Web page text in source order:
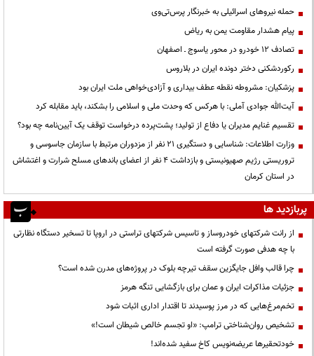
حمله نیروهای اسرائیلی به خبرنگار پرس‌تی‌وی
پیام هشدار مقاومت یمن به ریاض
تصادف ۱۲ خودرو در محور یاسوج ـ اصفهان
رکوردشکنی دختر دونده ایران در بلاروس
پزشکیان: مشروطه نقطه عطف بیداری و آزادی‌خواهی ملت ایران بود
آیت‌الله جوادی آملی: با هرکس که وحدت ملی و اسلامی را بشکند، باید مقابله کرد
تقسیم غنایم مدیران یا دفاع از تولید؛ پشت‌پرده درخواست توقف یک آیین‌نامه چه بود؟
وزارت اطلاعات: شناسایی و دستگیری ۲۱ نفر از مزدوران مرتبط با سازمان جاسوسی و
تروریستی رژیم صهیونیستی و بازداشت ۴ نفر از اعضای باندهای مسلح شرارت و اغتشاش
در استان کرمان
پربازدید ها
از رانت‌ شرکتهای خودروساز و تاسیس شرکتهای تراستی در اروپا تا تسخیر دستگاه نظارتی
با چه هدفی صورت گرفته است
چرا قالب وافل جایگزین سقف تیرچه بلوک در پروژه‌های مدرن شده است؟
جزئیات مذاکرات ایران و عمان برای بازگشایی تنگه هرمز
تخم‌مرغ‌هایی که در مرز پوسیدند تا اقتدار اداری اثبات شود
تشخیص روان‌شناختی ترامپ: «او تجسم خالص شیطان است!»
خودتحقیرها عریضه‌نویس کاخ سفید شده‌اند!